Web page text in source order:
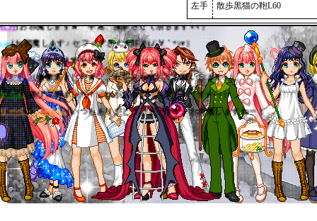
左手 散歩黒猫の鞄L60
美陽[おじゃまします＞＜ ]
レジオン[撮影来ました★ これからも宜しくお願いします♪ ]
かうん[遊びに来ました！これからもずっと宜しくです(^^) ]
リーベ・シャルム[いつもありがとうございます お邪魔しますねー ]